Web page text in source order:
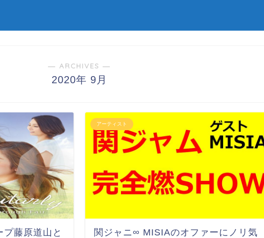
― ARCHIVES ―
2020年 9月
藤原道山と
アーティスト
関ジャニ∞ MISIAのオファーにノリ気